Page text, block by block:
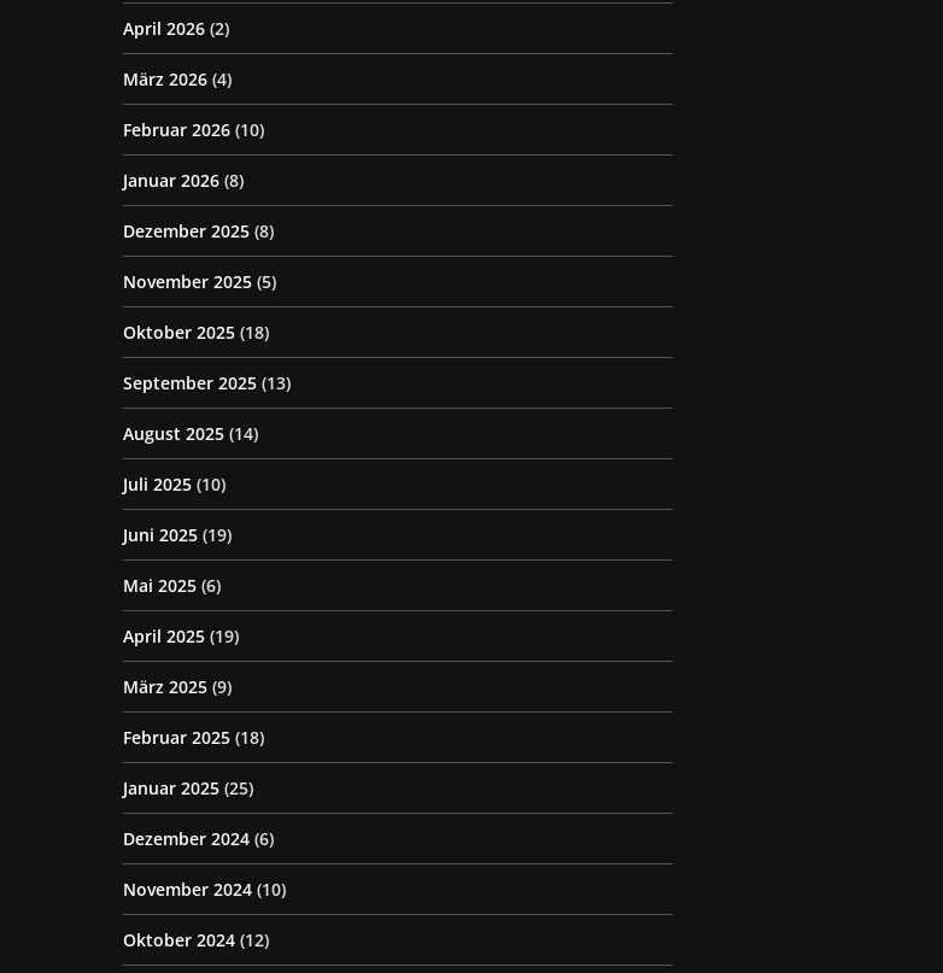
April 2026 (2)
März 2026 (4)
Februar 2026 (10)
Januar 2026 (8)
Dezember 2025 (8)
November 2025 (5)
Oktober 2025 (18)
September 2025 (13)
August 2025 (14)
Juli 2025 (10)
Juni 2025 (19)
Mai 2025 (6)
April 2025 (19)
März 2025 (9)
Februar 2025 (18)
Januar 2025 (25)
Dezember 2024 (6)
November 2024 (10)
Oktober 2024 (12)